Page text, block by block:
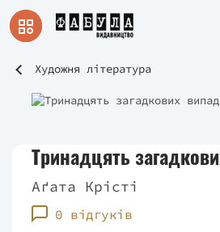
Художня література
Тринадцять
Аґата Крісті
0 відгуків